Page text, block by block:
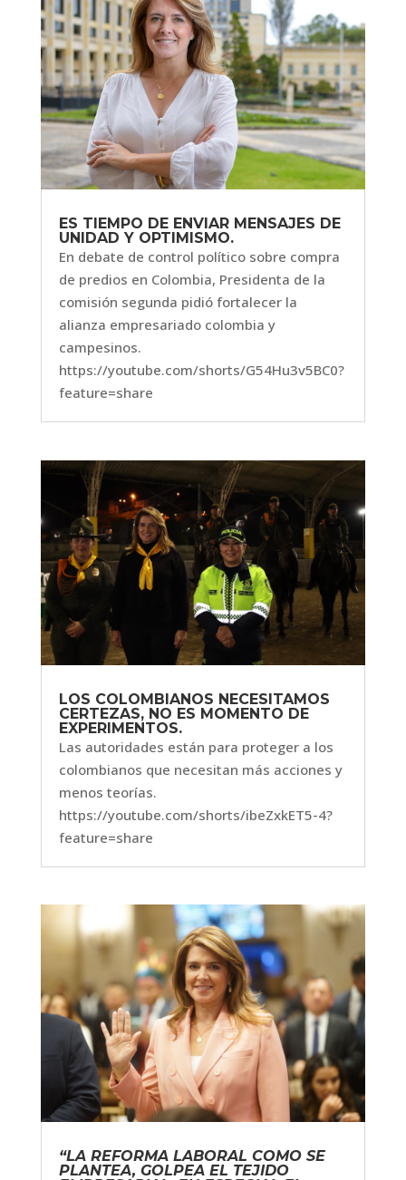
ES TIEMPO DE ENVIAR MENSAJES DE
UNIDAD Y OPTIMISMO.
En debate de control político sobre compra
de predios en Colombia, Presidenta de la
comisión segunda pidió fortalecer la
alianza empresariado colombia y
campesinos.
https://youtube.com/shorts/G54Hu3v5BC0?
feature=share
LOS COLOMBIANOS NECESITAMOS
CERTEZAS, NO ES MOMENTO DE
EXPERIMENTOS.
Las autoridades están para proteger a los
colombianos que necesitan más acciones y
menos teorías.
https://youtube.com/shorts/ibeZxkET5-4?
feature=share
“LA REFORMA LABORAL COMO SE
PLANTEA, GOLPEA EL TEJIDO